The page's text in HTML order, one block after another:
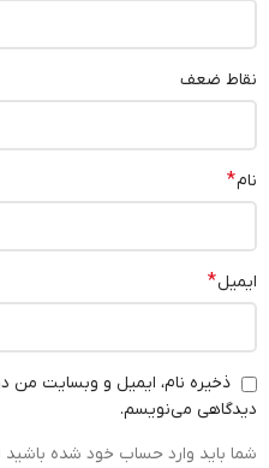
نقاط ضعف
نام*
ایمیل*
ذخیره نام، ایمیل و وبسایت من
دیدگاهی می‌نویسم.
شما باید وارد حساب خود شده باشید